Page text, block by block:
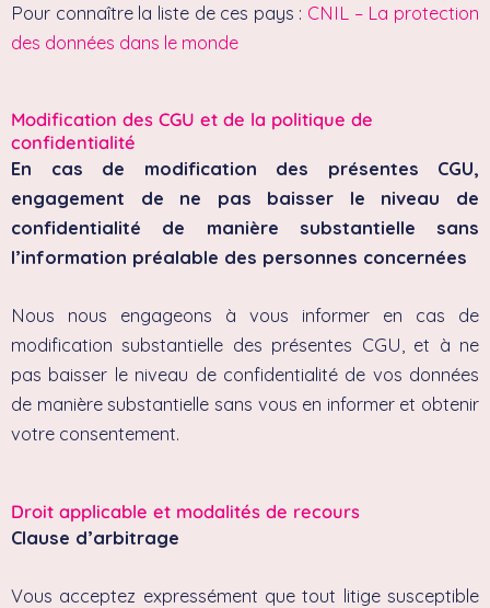
Pour connaître la liste de ces pays : CNIL – La protection
des données dans le monde
Modification des CGU et de la politique de
confidentialité
En cas de modification des présentes CGU,
engagement de ne pas baisser le niveau de
confidentialité de manière substantielle sans
l’information préalable des personnes concernées
Nous nous engageons à vous informer en cas de
modification substantielle des présentes CGU, et à ne
pas baisser le niveau de confidentialité de vos données
de manière substantielle sans vous en informer et obtenir
votre consentement.
Droit applicable et modalités de recours
Clause d’arbitrage
Vous acceptez expressément que tout litige susceptible